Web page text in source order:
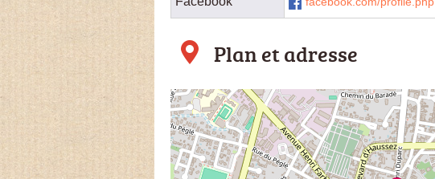
Plan et adresse